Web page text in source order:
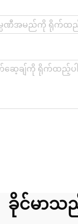
ခိုင်မာသ